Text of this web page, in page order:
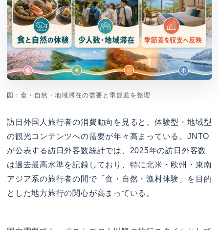
図：食・自然・地域滞在の需要と季節差を整理
訪日外国人旅行者の消費動向を見ると、体験型・地域型
の観光コンテンツへの需要が年々高まっている。JNTO
が公表する訪日外客数統計では、2025年の訪日外客数
は過去最高水準を記録しており、特に北米・欧州・東南
アジア系の旅行者の間で「食・自然・漁村体験」を目的
とした地方旅行の関心が高まっている。